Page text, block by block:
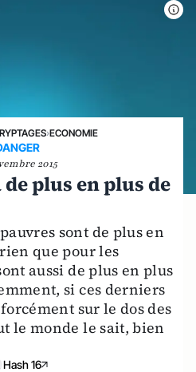
›ECONOMIE
2015
plus en plus de
sont de plus en
que pour les
aussi de plus en plus
si ces derniers
sur le dos des
le monde le sait, bien
Hash 16